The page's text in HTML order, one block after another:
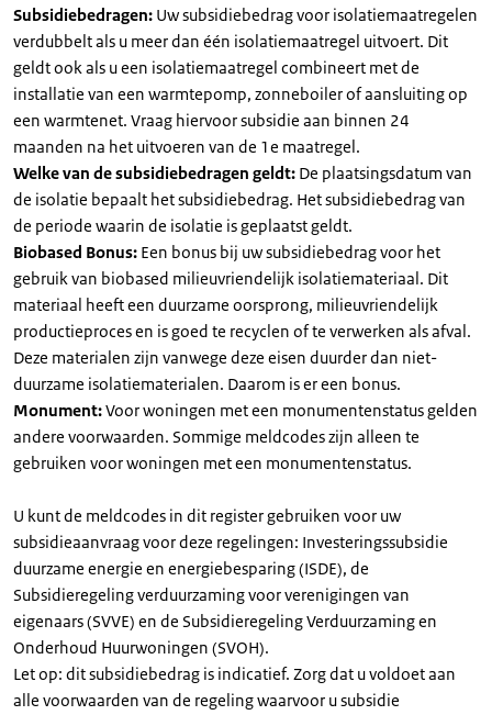
Subsidiebedragen: Uw subsidiebedrag voor isolatiemaatregelen
verdubbelt als u meer dan één isolatiemaatregel uitvoert. Dit
geldt ook als u een isolatiemaatregel combineert met de
installatie van een warmtepomp, zonneboiler of aansluiting op
een warmtenet. Vraag hiervoor subsidie aan binnen 24
maanden na het uitvoeren van de 1e maatregel.
Welke van de subsidiebedragen geldt: De plaatsingsdatum van
de isolatie bepaalt het subsidiebedrag. Het subsidiebedrag van
de periode waarin de isolatie is geplaatst geldt.
Biobased Bonus: Een bonus bij uw subsidiebedrag voor het
gebruik van biobased milieuvriendelijk isolatiemateriaal. Dit
materiaal heeft een duurzame oorsprong, milieuvriendelijk
productieproces en is goed te recyclen of te verwerken als afval.
Deze materialen zijn vanwege deze eisen duurder dan niet-
duurzame isolatiematerialen. Daarom is er een bonus.
Monument:Voor woningen met een monumentenstatus gelden
andere voorwaarden. Sommige meldcodes zijn alleen te
gebruiken voor woningen met een monumentenstatus.
U kunt de meldcodes in dit register gebruiken voor uw
subsidieaanvraag voor deze regelingen: Investeringssubsidie
duurzame energie en energiebesparing (ISDE), de
Subsidieregeling verduurzaming voor verenigingen van
eigenaars (SVVE) en de Subsidieregeling Verduurzaming en
Onderhoud Huurwoningen (SVOH).
Let op: dit subsidiebedrag is indicatief. Zorg dat u voldoet aan
alle voorwaarden van de regeling waarvoor u subsidie